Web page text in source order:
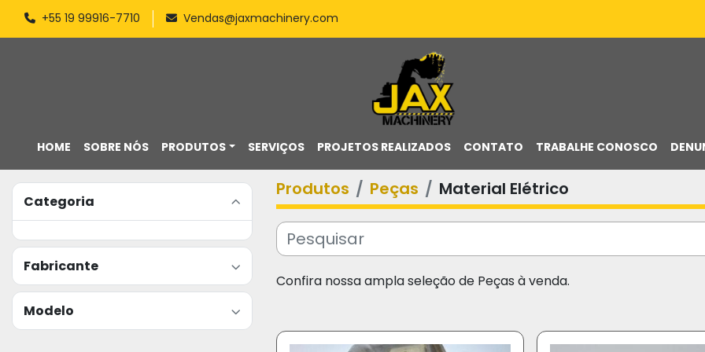
+55 19 99916-7710 Vendas@jaxmachinery.com
HOME PRODUTOS
SOBRE NÓS SERVIÇOS PROJETOS REALIZADOS CONTATO TRABALHE CONOSCO
Categoria
Fabricante
Modelo
Produtos Peças Material Elétrico
Confira nossa ampla seleção de Peças à venda.